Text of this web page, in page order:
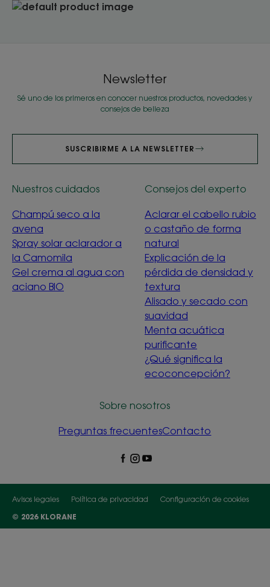
Newsletter
Sé uno de los primeros en conocer nuestros productos, novedades y
consejos de belleza
SUSCRIBIRME A LA NEWSLETTER
Nuestros cuidados
Champú seco a la
avena
Spray solar aclarador a
la Camomila
Gel crema al agua con
aciano BIO
Consejos del experto
Aclarar el cabello rubio
o castaño de forma
natural
Explicación de la
pérdida de densidad y
textura
Alisado y secado con
suavidad
Menta acuática
purificante
¿Qué significa la
ecoconcepción?
Sobre nosotros
Preguntas frecuentesContacto
Avisos legales Política de privacidad
Configuración de cookies
© 2026 KLORANE